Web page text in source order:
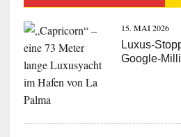
15. MAI 2026
Luxus-
Google-